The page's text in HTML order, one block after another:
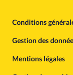
Conditions
Gestion des
Mentions légales